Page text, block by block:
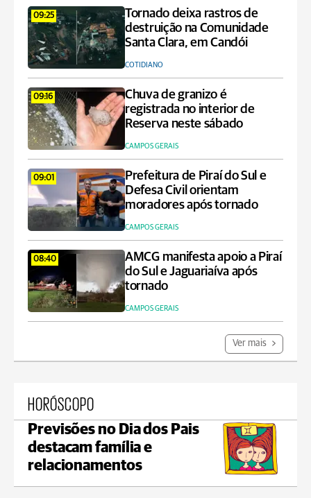
09:25
Tornado deixa rastros de
destruição na Comunidade
Santa Clara, em Candói
COTIDIANO
09:16
Chuva de granizo é
registrada no interior de
Reserva neste sábado
CAMPOS GERAIS
09:01
Prefeitura de Piraí do Sul e
Defesa Civil orientam
moradores após tornado
CAMPOS GERAIS
08:40
AMCG manifesta apoio a Piraí
do Sul e Jaguariaíva após
tornado
CAMPOS GERAIS
Ver mais
HORÓSCOPO
Previsões no Dia dos Pais
destacam família e
relacionamentos